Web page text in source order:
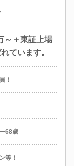
～＋東証上場
ています。
！
68歳
等！